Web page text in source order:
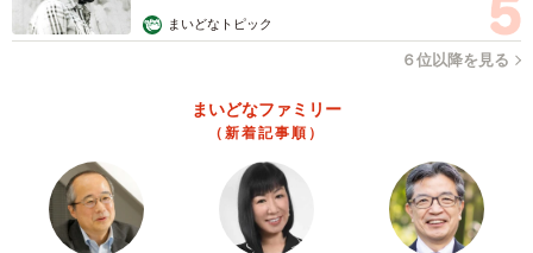
・学生時代から某男性アイドルグループが大好きなんです
が、結婚してからはさすがに部屋に写真やポスターを飾る
楽しむのにとどめていたんです。
ある冬の日、義母が泊まりに来たときに「毛布ある？」っ
て聞かれて、うっかり「寝室のクローゼットにあります」
と言っちゃったんですよね。数分後、毛布を手に戻ってき
まいどなトピック
６位以降を見る
まいどなファミリー
（新着記事順）